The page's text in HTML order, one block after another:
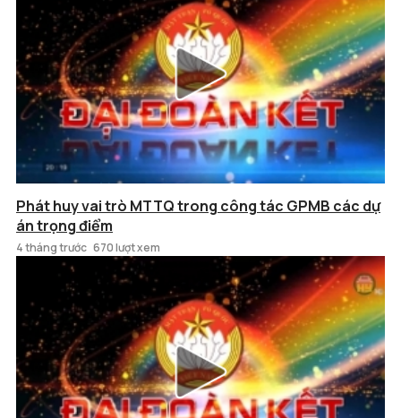
Phát huy vai trò MTTQ trong công tác GPMB các dự
án trọng điểm
4 tháng trước 670 lượt xem